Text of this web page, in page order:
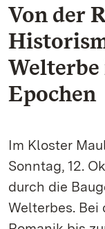
Von der
Welterbe
Epochen
Im Kloster
Sonntag, 12.
durch die
Welterbes. Bei